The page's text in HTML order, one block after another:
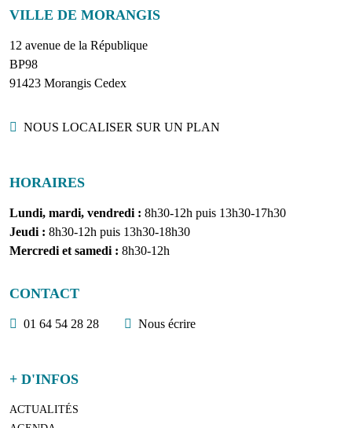
VILLE DE MORANGIS
12 avenue de la République
BP98
91423 Morangis Cedex
Localisation
NOUS LOCALISER SUR UN PLAN
HORAIRES
Lundi, mardi, vendredi : 8h30-12h puis 13h30-17h30
Jeudi : 8h30-12h puis 13h30-18h30
Mercredi et samedi : 8h30-12h
CONTACT
01 64 54 28 28 Nous écrire
+ D'INFOS
ACTUALITÉS